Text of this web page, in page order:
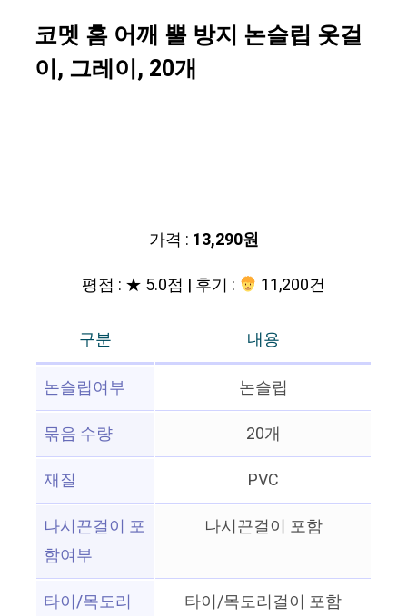
코멧 홈 어깨 뿔 방지 논슬립 옷걸
이, 그레이, 20개
가격 : 13,290원
평점 : ★ 5.0점 | 후기 :
11,200건
구분
내용
논슬립여부
논슬립
묶음 수량
20개
재질
PVC
나시끈걸이 포
함여부
나시끈걸이 포함
타이/목도리
타이/목도리걸이 포함